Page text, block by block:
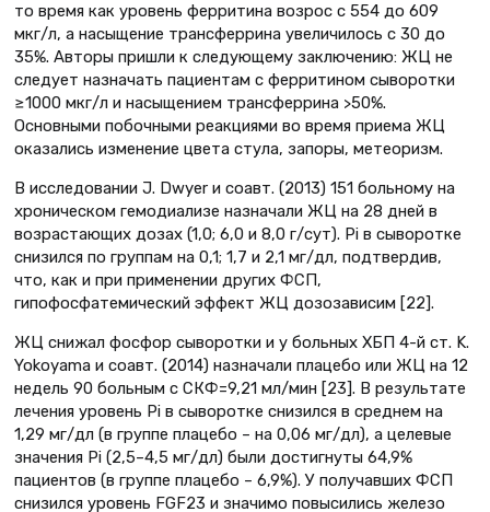
то время как уровень ферритина возрос с 554 до 609
мкг/л, а насыщение трансферрина увеличилось с 30 до
35%. Авторы пришли к следующему заключению: ЖЦ не
следует назначать пациентам с ферритином сыворотки
≥1000 мкг/л и насыщением трансферрина >50%.
Основными побочными реакциями во время приема ЖЦ
оказались изменение цвета стула, запоры, метеоризм.
В исследовании J. Dwyer и соавт. (2013) 151 больному на
хроническом гемодиализе назначали ЖЦ на 28 дней в
возрастающих дозах (1,0; 6,0 и 8,0 г/сут). Pi в сыворотке
снизился по группам на 0,1; 1,7 и 2,1 мг/дл, подтвердив,
что, как и при применении других ФСП,
гипофосфатемический эффект ЖЦ дозозависим [22].
ЖЦ снижал фосфор сыворотки и у больных ХБП 4-й ст. K.
Yokoyama и соавт. (2014) назначали плацебо или ЖЦ на 12
недель 90 больным с СКФ=9,21 мл/мин [23]. В результате
лечения уровень Pi в сыворотке снизился в среднем на
1,29 мг/дл (в группе плацебо – на 0,06 мг/дл), а целевые
значения Pi (2,5–4,5 мг/дл) были достигнуты 64,9%
пациентов (в группе плацебо – 6,9%). У получавших ФСП
снизился уровень FGF23 и значимо повысились железо